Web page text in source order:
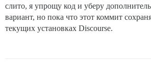
слито, я упрощу код и уберу
вариант, но пока что этот коммит
текущих установках Discourse.